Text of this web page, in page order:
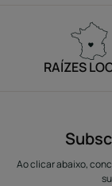
RAÍZES
Ao clicar abaixo,